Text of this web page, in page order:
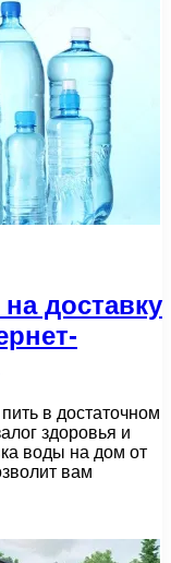
доставку
в достаточном
здоровья и
воды на дом от
вам